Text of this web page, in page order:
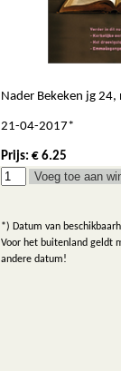
Nader Bekeken jg 24,
21-04-2017*
Prijs: € 6.25
*) Datum van
Voor het buitenland geldt
andere datum!